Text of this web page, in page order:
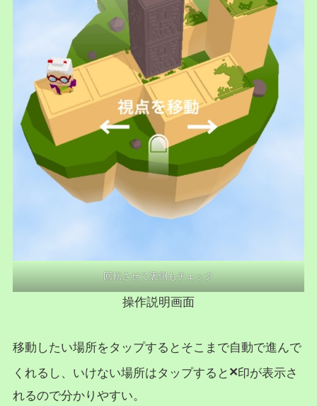
回転させて裏側もチェック
操作説明画面
移動したい場所をタップするとそこまで自動で進んで
くれるし、いけない場所はタップすると ×印が表示さ
れるので分かりやすい。